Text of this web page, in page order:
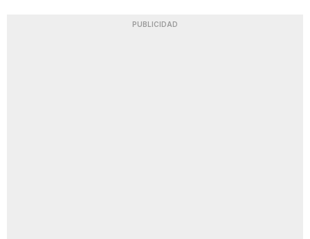
PUBLICIDAD